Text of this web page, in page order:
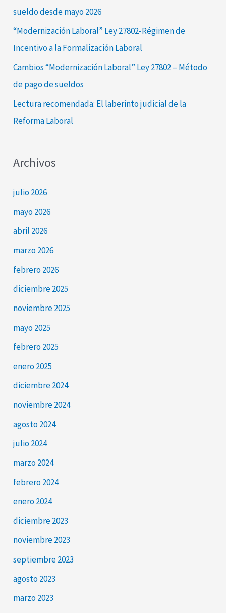
sueldo desde mayo 2026
“Modernización Laboral” Ley 27802-Régimen de
Incentivo a la Formalización Laboral
Cambios “Modernización Laboral” Ley 27802 – Método
de pago de sueldos
Lectura recomendada: El laberinto judicial de la
Reforma Laboral
Archivos
julio 2026
mayo 2026
abril 2026
marzo 2026
febrero 2026
diciembre 2025
noviembre 2025
mayo 2025
febrero 2025
enero 2025
diciembre 2024
noviembre 2024
agosto 2024
julio 2024
marzo 2024
febrero 2024
enero 2024
diciembre 2023
noviembre 2023
septiembre 2023
agosto 2023
marzo 2023